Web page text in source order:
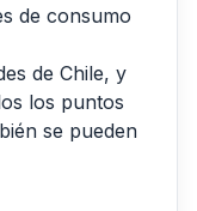
de consumo
de Chile, y
los puntos
se pueden